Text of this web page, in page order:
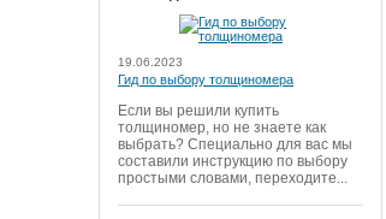
19.06.2023
Гид по выбору толщиномера
Если вы решили купить
толщиномер, но не знаете как
выбрать? Специально для вас мы
составили инструкцию по выбору
простыми словами, переходите...